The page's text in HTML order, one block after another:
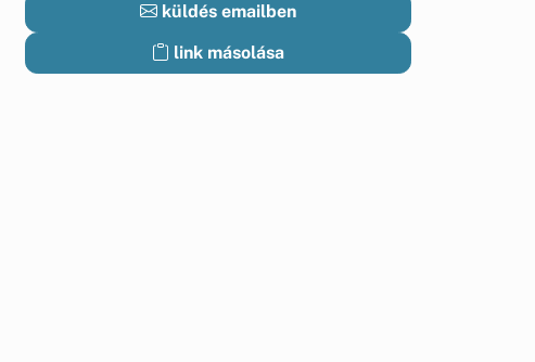
küldés emailben
link másolása